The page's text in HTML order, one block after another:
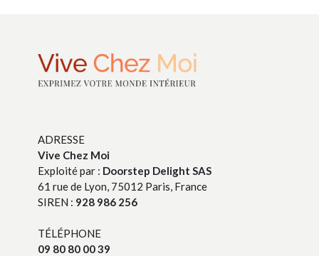
ADRESSE
Vive Chez Moi
Exploité par : Doorstep Delight SAS
61 rue de Lyon, 75012 Paris, France
SIREN : 928 986 256
TÉLÉPHONE
09 80 80 00 39